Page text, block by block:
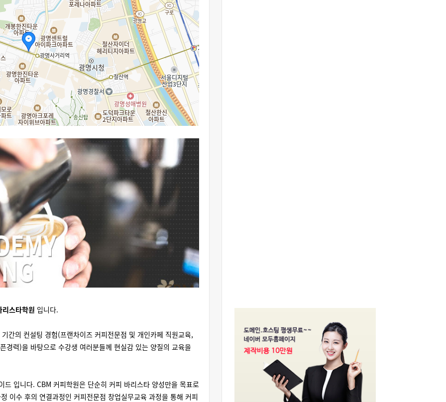
스타학원 입니다.
간의 컨설팅 경험(프랜차이즈 커피전문점 및 개인카페 직원교육,
경력)을 바탕으로 수강생 여러분들께 현실감 있는 양질의 교육을
입니다. CBM 커피학원은 단순히 커피 바리스타 양성만을 목표로
이수 후의 연결과정인 커피전문점 창업실무교육 과정을 통해 커피